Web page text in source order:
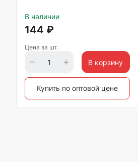
В наличии
144 ₽
Цена за шт.
В корзину
Купить по оптовой цене